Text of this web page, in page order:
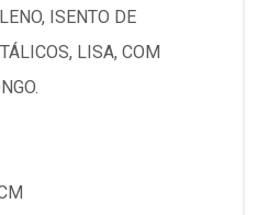
ISENTO DE
LISA, COM